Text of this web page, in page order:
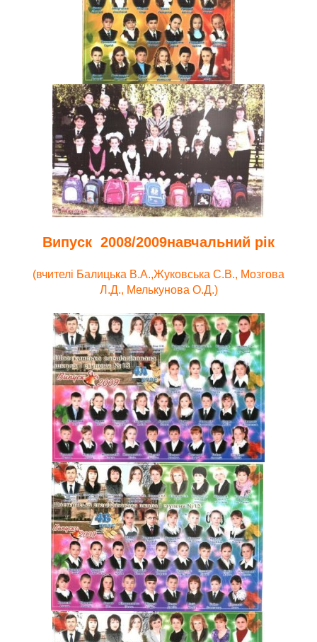
Випуск 2008/2009навчальний рік
(вчителі Балицька В.А.,Жуковська С.В., Мозгова
Л.Д., Мелькунова О.Д.)